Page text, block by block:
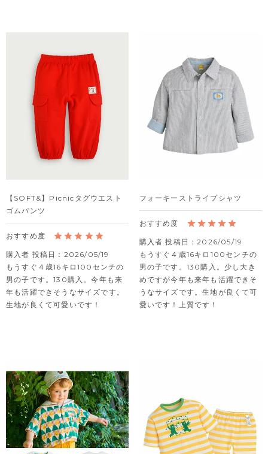
【SOFT&】Picnicタグウエスト
ゴムパンツ
購入者 投稿日
2026/05/19
もうすぐ４歳16キロ100センチの
男の子です。130購入。今年も来
年も活躍できそうなサイズです。
生地が良くて可愛いです！
フォーキーストライプシャツ
購入者 投稿日
2026/05/19
もうすぐ４歳16キロ100センチの
男の子です。130購入。少し大き
めですが今年も来年も活躍できそ
うなサイズです。生地が良くて可
愛いです！上質です！